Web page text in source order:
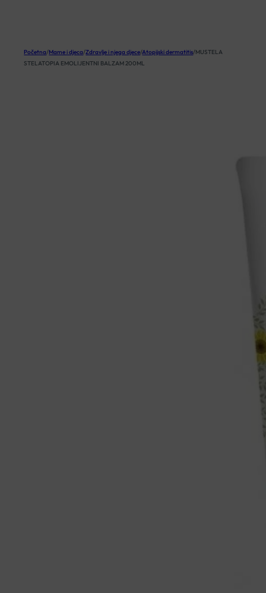
Početna/Mame i djeca/Zdravlje i njega djece/Atopijski dermatitis/MUSTELA
STELATOPIA EMOLIJENTNI BALZAM 200ML